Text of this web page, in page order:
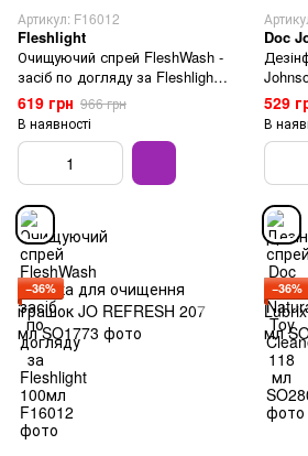
Артикул: F16012
Fleshlight
Очищуючий спрей FleshWash -
засіб по догляду за Fleshlight
100мл
619 грн 966 грн
В наявності
Doc
мл
529
В
−36% −36%